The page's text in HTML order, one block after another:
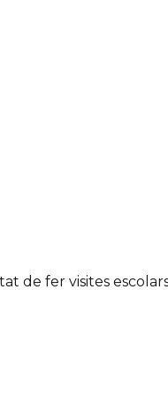
de fer visites